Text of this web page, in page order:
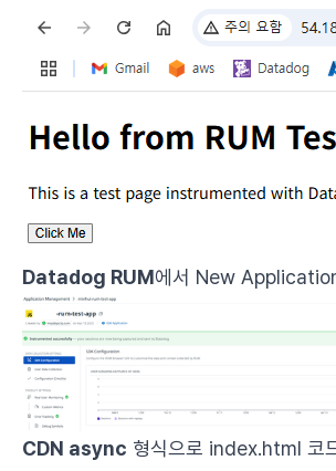
Datadog RUM에서 New
CDN async 형식으로 index.html 코